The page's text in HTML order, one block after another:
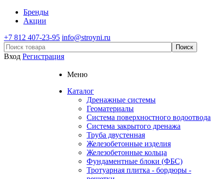
Бренды
Акции
+7 812 407-23-95 info@stroyni.ru
Вход Регистрация
Меню
Каталог
Дренажные системы
Геоматериалы
Система поверхностного водоотвода
Система закрытого дренажа
Труба двустенная
Железобетонные изделия
Железобетонные кольца
Фундаментные блоки (ФБС)
Тротуарная плитка - бордюры -